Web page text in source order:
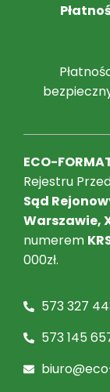
ECO-
Rejestru
Sąd
Warszawie,
numerem
000zł.
573 327
573 145